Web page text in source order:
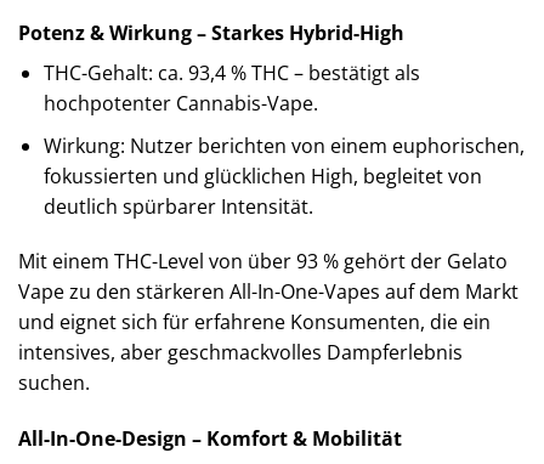
Potenz & Wirkung – Starkes Hybrid-High
THC-Gehalt: ca. 93,4 % THC – bestätigt als
hochpotenter Cannabis-Vape.
Wirkung: Nutzer berichten von einem euphorischen,
fokussierten und glücklichen High, begleitet von
deutlich spürbarer Intensität.
Mit einem THC-Level von über 93 % gehört der Gelato
Vape zu den stärkeren All-In-One-Vapes auf dem Markt
und eignet sich für erfahrene Konsumenten, die ein
intensives, aber geschmackvolles Dampferlebnis
suchen.
All-In-One-Design – Komfort & Mobilität